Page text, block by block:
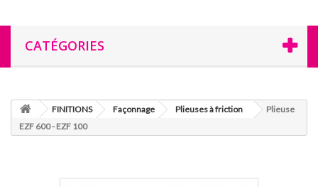
CATÉGORIES
FINITIONS Façonnage Plieuses à friction
Plieuse
EZF 600 - EZF 100